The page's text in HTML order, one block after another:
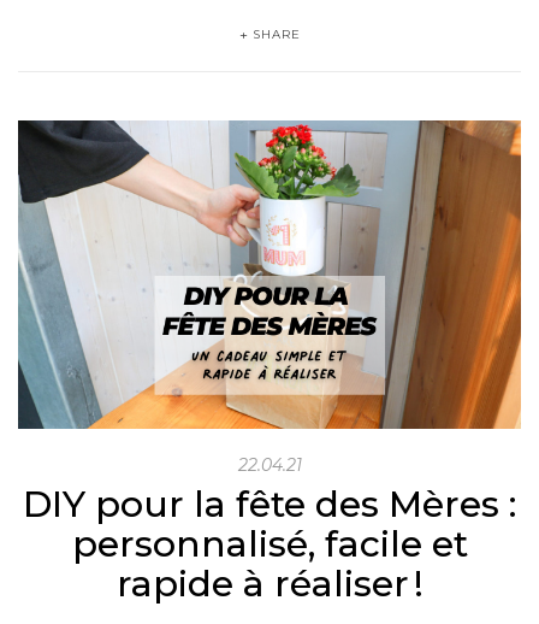
SHARE
22.04.21
DIY pour la fête des Mères :
personnalisé, facile et
rapide à réaliser !